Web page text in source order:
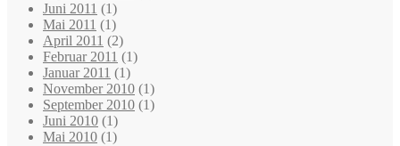
Juni 2011 (1)
Mai 2011 (1)
April 2011 (2)
Februar 2011 (1)
Januar 2011 (1)
November 2010 (1)
September 2010 (1)
Juni 2010 (1)
Mai 2010 (1)